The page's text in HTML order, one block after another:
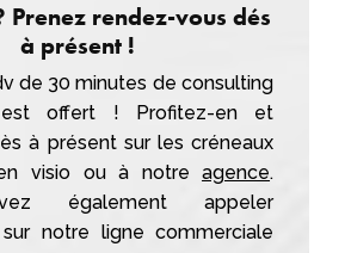
Prenez rendez-vous dés
à présent !
de 30 minutes de consulting
est offert ! Profitez-en et
à présent sur les créneaux
en visio ou à notreagence.
également appeler
notre ligne commerciale